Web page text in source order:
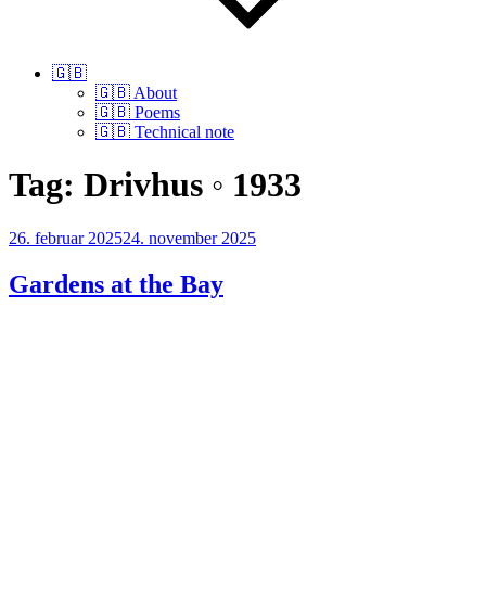
🇬🇧
🇬🇧 About
🇬🇧 Poems
🇬🇧 Technical note
Tag: Drivhus ◦ 1933
Udgivet
26. februar 202524. november 2025
Gardens at the Bay